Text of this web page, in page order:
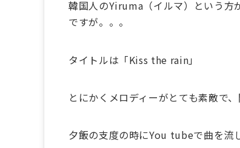
韓国人のYiruma（イルマ）という方
ですが。。。
タイトルは「Kiss the rain」
とにかくメロディーがとても素敵で
夕飯の支度の時にYou tubeで曲を流